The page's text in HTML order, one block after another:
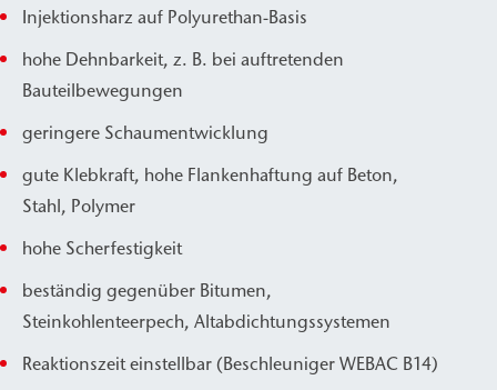
Injektionsharz auf Polyurethan-Basis
hohe Dehnbarkeit, z. B. bei auftretenden
Bauteilbewegungen
geringere Schaumentwicklung
gute Klebkraft, hohe Flankenhaftung auf Beton,
Stahl, Polymer
hohe Scherfestigkeit
beständig gegenüber Bitumen,
Steinkohlenteerpech, Altabdichtungssystemen
Reaktionszeit einstellbar (Beschleuniger WEBAC B14)